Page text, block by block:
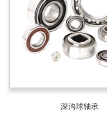
深沟球轴承